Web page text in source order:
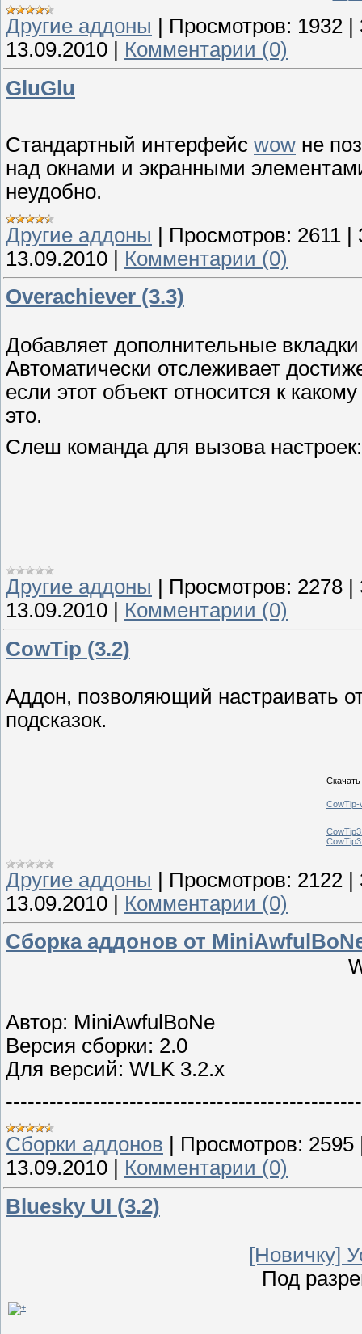
Другие аддоны Просмотров: 1932
13.09.2010
Комментарии (0)
GluGlu
Стандартный интерфейс wow не
над окнами и экранными
неудобно.
Другие аддоны
Просмотров: 2611
13.09.2010
Комментарии (0)
Overachiever (3.3)
Добавляет дополнительные
Автоматически отслеживает
если этот объект относится к
это.
Слеш команда для вызова
Другие аддоны Просмотров: 2278
13.09.2010
Комментарии (0)
CowTip (3.2)
Аддон, позволяющий настраивать
подсказок.
Скачать
CowTip-
Другие аддоны | Просмотров: 2122 |
13.09.2010 | Комментарии (0)
Сборка аддонов от
Автор: MiniAwfulBoNe
Версия сборки: 2.0
Для версий: WLK 3.2.x
Сборки аддонов
Просмотров: 2595
13.09.2010
Комментарии (0)
Bluesky UI (3.2)
[Новичку]
Под